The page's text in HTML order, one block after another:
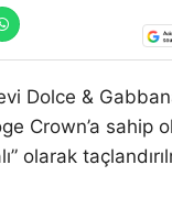
Dolce &
Crown’a sahip
olarak